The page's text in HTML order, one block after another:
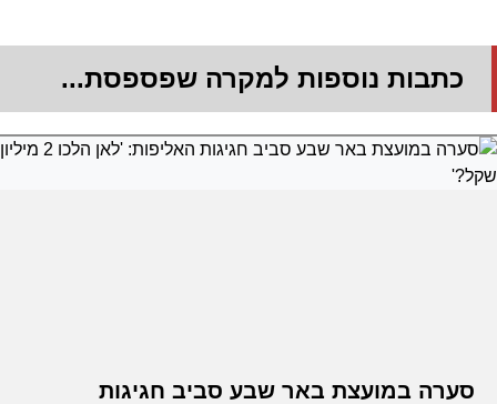
כתבות נוספות למקרה שפספסת...
סערה במועצת באר שבע סביב חגיגות